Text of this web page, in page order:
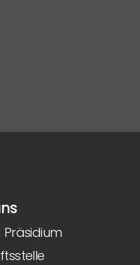
Präsidium